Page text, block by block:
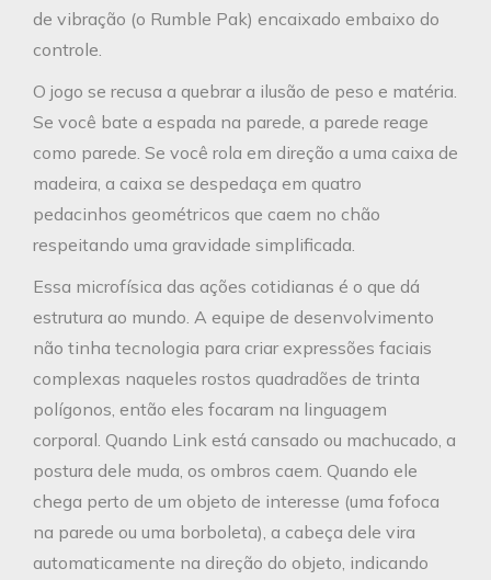
de vibração (o Rumble Pak) encaixado embaixo do
controle.
O jogo se recusa a quebrar a ilusão de peso e matéria.
Se você bate a espada na parede, a parede reage
como parede. Se você rola em direção a uma caixa de
madeira, a caixa se despedaça em quatro
pedacinhos geométricos que caem no chão
respeitando uma gravidade simplificada.
Essa microfísica das ações cotidianas é o que dá
estrutura ao mundo. A equipe de desenvolvimento
não tinha tecnologia para criar expressões faciais
complexas naqueles rostos quadradões de trinta
polígonos, então eles focaram na linguagem
corporal. Quando Link está cansado ou machucado, a
postura dele muda, os ombros caem. Quando ele
chega perto de um objeto de interesse (uma fofoca
na parede ou uma borboleta), a cabeça dele vira
automaticamente na direção do objeto, indicando